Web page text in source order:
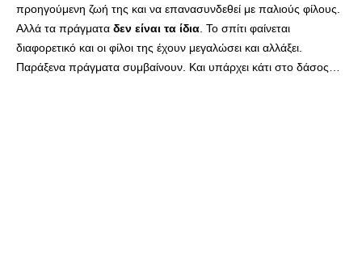
προηγούμενη ζωή της και να επανασυνδεθεί με παλιούς φίλους.
Αλλά τα πράγματα δεν είναι τα ίδια . Το σπίτι φαίνεται
διαφορετικό και οι φίλοι της έχουν μεγαλώσει και αλλάξει.
Παράξενα πράγματα συμβαίνουν. Και υπάρχει κάτι στο δάσος…